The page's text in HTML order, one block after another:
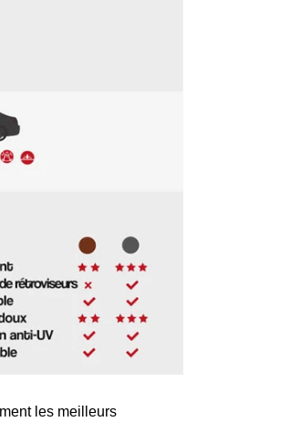
les meilleurs